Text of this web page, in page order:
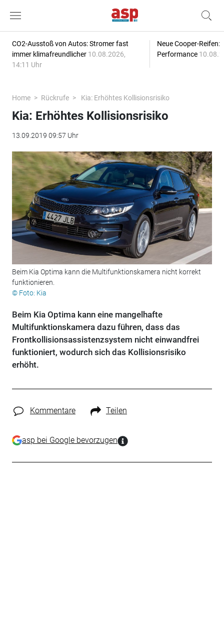
CO2-Ausstoß von Autos: Stromer fast
immer klimafreundlicher 10.08.2026,
14:11 Uhr
Neue Cooper-Reifen:
Performance
Home Rückrufe Kia: Erhöhtes Kollisionsrisiko
Kia: Erhöhtes Kollisionsrisiko
13.09.2019 09:57 Uhr
Beim Kia Optima kann die Multifunktionskamera nicht korrekt
funktionieren.
© Foto: Kia
Beim Kia Optima kann eine mangelhafte
Multifunktionskamera dazu führen, dass das
Frontkollisionsassistenzsystem nicht einwandfrei
funktioniert, wodurch sich das Kollisionsrisiko
erhöht.
Kommentare Teilen
asp bei Google bevorzugen